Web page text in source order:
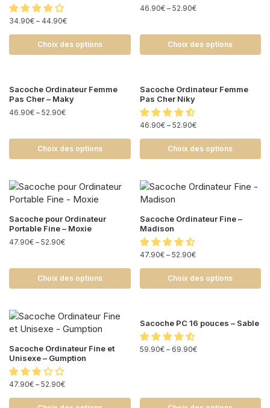
34.90€ – 44.90€
Choix des options
46.90€– 52.90€
Choix des options
Sacoche Ordinateur Femme
Pas Cher – Maky
46.90€ – 52.90€
Choix des options
Sacoche Ordinateur Femme
Pas Cher Niky
46.90€– 52.90€
Choix des options
Sacoche pour Ordinateur
Portable Fine – Moxie
47.90€ – 52.90€
Choix des options
Sacoche Ordinateur Fine –
Madison
47.90€– 52.90€
Choix des options
Sacoche Ordinateur Fine et
Unisexe – Gumption
47.90€ – 52.90€
Sacoche PC 16 pouces – Sable
59.90€– 69.90€